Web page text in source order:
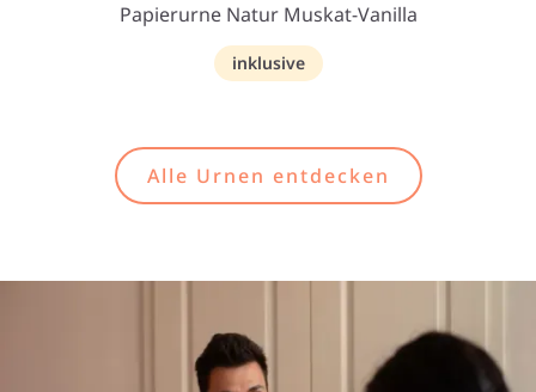
Papierurne Natur Muskat-Vanilla
inklusive
Alle Urnen entdecken